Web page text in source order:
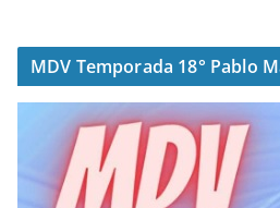
MDV Temporada 18° Pablo